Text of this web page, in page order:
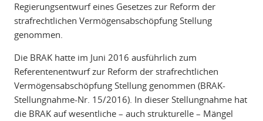
Regierungsentwurf eines Gesetzes zur Reform der
strafrechtlichen Vermögensabschöpfung Stellung
genommen.
Die BRAK hatte im Juni 2016 ausführlich zum
Referentenentwurf zur Reform der strafrechtlichen
Vermögensabschöpfung Stellung genommen (BRAK-
Stellungnahme-Nr. 15/2016). In dieser Stellungnahme hat
die BRAK auf wesentliche – auch strukturelle – Mängel